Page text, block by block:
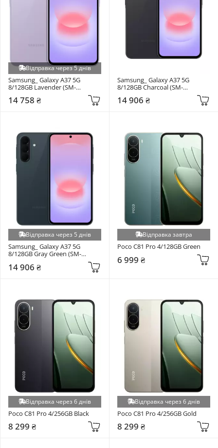
Відправка через 5 днів
Samsung_ Galaxy A37 5G
8/128GB Lavender (SM-
14 758 ₴
Samsung_ Galaxy A37 5G
8/128GB Charcoal (SM-
14 906 ₴
Відправка через 5 днів
Samsung_ Galaxy A37 5G
8/128GB Gray Green (SM-
14 906 ₴
Відправка завтра
Poco C81 Pro 4/128GB Green
6 999 ₴
Відправка через 6 днів
Poco C81 Pro 4/256GB Black
8 299 ₴
Відправка через 6 днів
Poco C81 Pro 4/256GB Gold
8 299 ₴